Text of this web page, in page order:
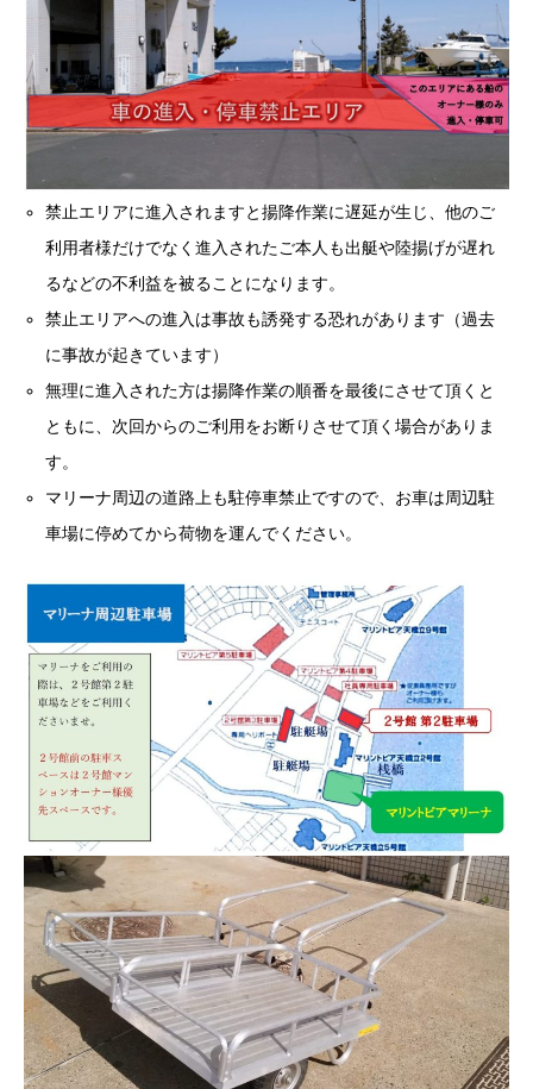
禁止エリアに進入されますと揚降作業に遅延が生じ、他のご
利用者様だけでなく進入されたご本人も出艇や陸揚げが遅れ
るなどの不利益を被ることになります。
禁止エリアへの進入は事故も誘発する恐れがあります（過去
に事故が起きています）
無理に進入された方は揚降作業の順番を最後にさせて頂くと
ともに、次回からのご利用をお断りさせて頂く場合がありま
す。
マリーナ周辺の道路上も駐停車禁止ですので、お車は周辺駐
車場に停めてから荷物を運んでください。